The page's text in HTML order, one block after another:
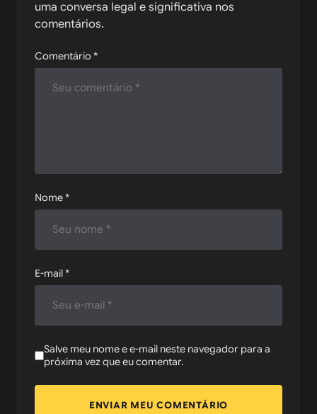
uma conversa legal e significativa nos
comentários.
Comentário*
Nome*
E-mail*
Salve meu nome e e-mail neste navegador para a
próxima vez que eu comentar.